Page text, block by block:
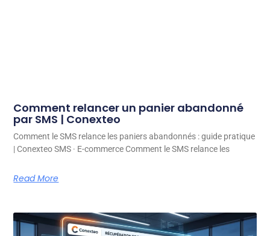
Comment relancer un panier abandonné
par SMS | Conexteo
Comment le SMS relance les paniers abandonnés : guide pratique
| Conexteo SMS · E-commerce Comment le SMS relance les
Read More